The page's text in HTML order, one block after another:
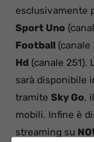
esclusivamente
Sport Uno
Football (canale
Hd (canale 251).
sarà disponibile
tramite Sky Go,
mobili. Infine è
streaming su